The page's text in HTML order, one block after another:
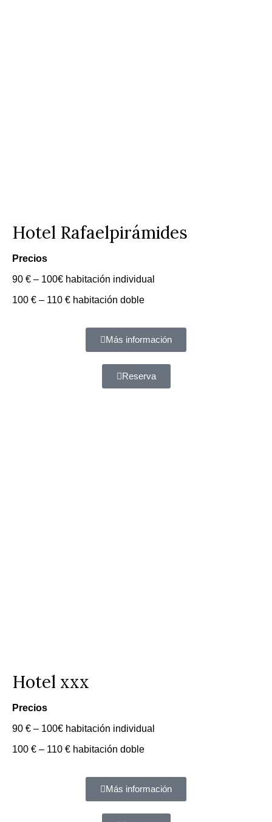
Hotel Rafaelpirámides
Precios
90 € – 100€ habitación individual
100 € – 110 € habitación doble
Más información
Reserva
Hotel xxx
Precios
90 € – 100€ habitación individual
100 € – 110 € habitación doble
Más información